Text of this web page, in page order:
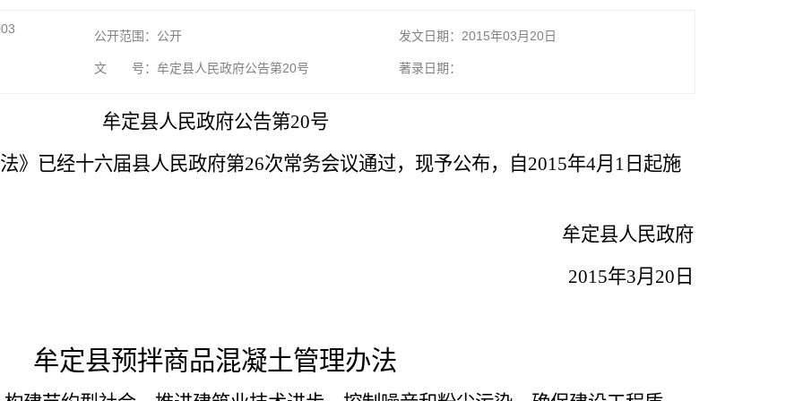
公开范围：公开 发文日期：2015年03月20日
文 号：牟定县人民政府公告第20号 著录日期：
牟定县人民政府公告第20号
》已经十六届县人民政府第26次常务会议通过，现予公布，自2015年4月1日起施
牟定县人民政府
2015年3月20日
牟定县预拌商品混凝土管理办法